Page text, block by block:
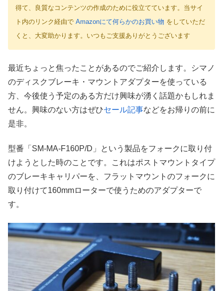
得て、良質なコンテンツの作成のために役立てています。当サイ
ト内のリンク経由で Amazonにて何らかのお買い物 をしていただ
くと、大変助かります。いつもご支援ありがとうございます
最近ちょっと焦ったことがあるのでご紹介します。シマノ
のディスクブレーキ・マウントアダプターを使っている
方、今後使う予定のある方だけ興味が湧く話題かもしれま
せん。興味のない方はぜひセール記事などをお帰りの前に
是非。
型番「SM-MA-F160P/D」という製品をフォークに取り付
けようとした時のことです。これはポストマウントタイプ
のブレーキキャリパーを、フラットマウントのフォークに
取り付けて160mmローターで使うためのアダプターで
す。